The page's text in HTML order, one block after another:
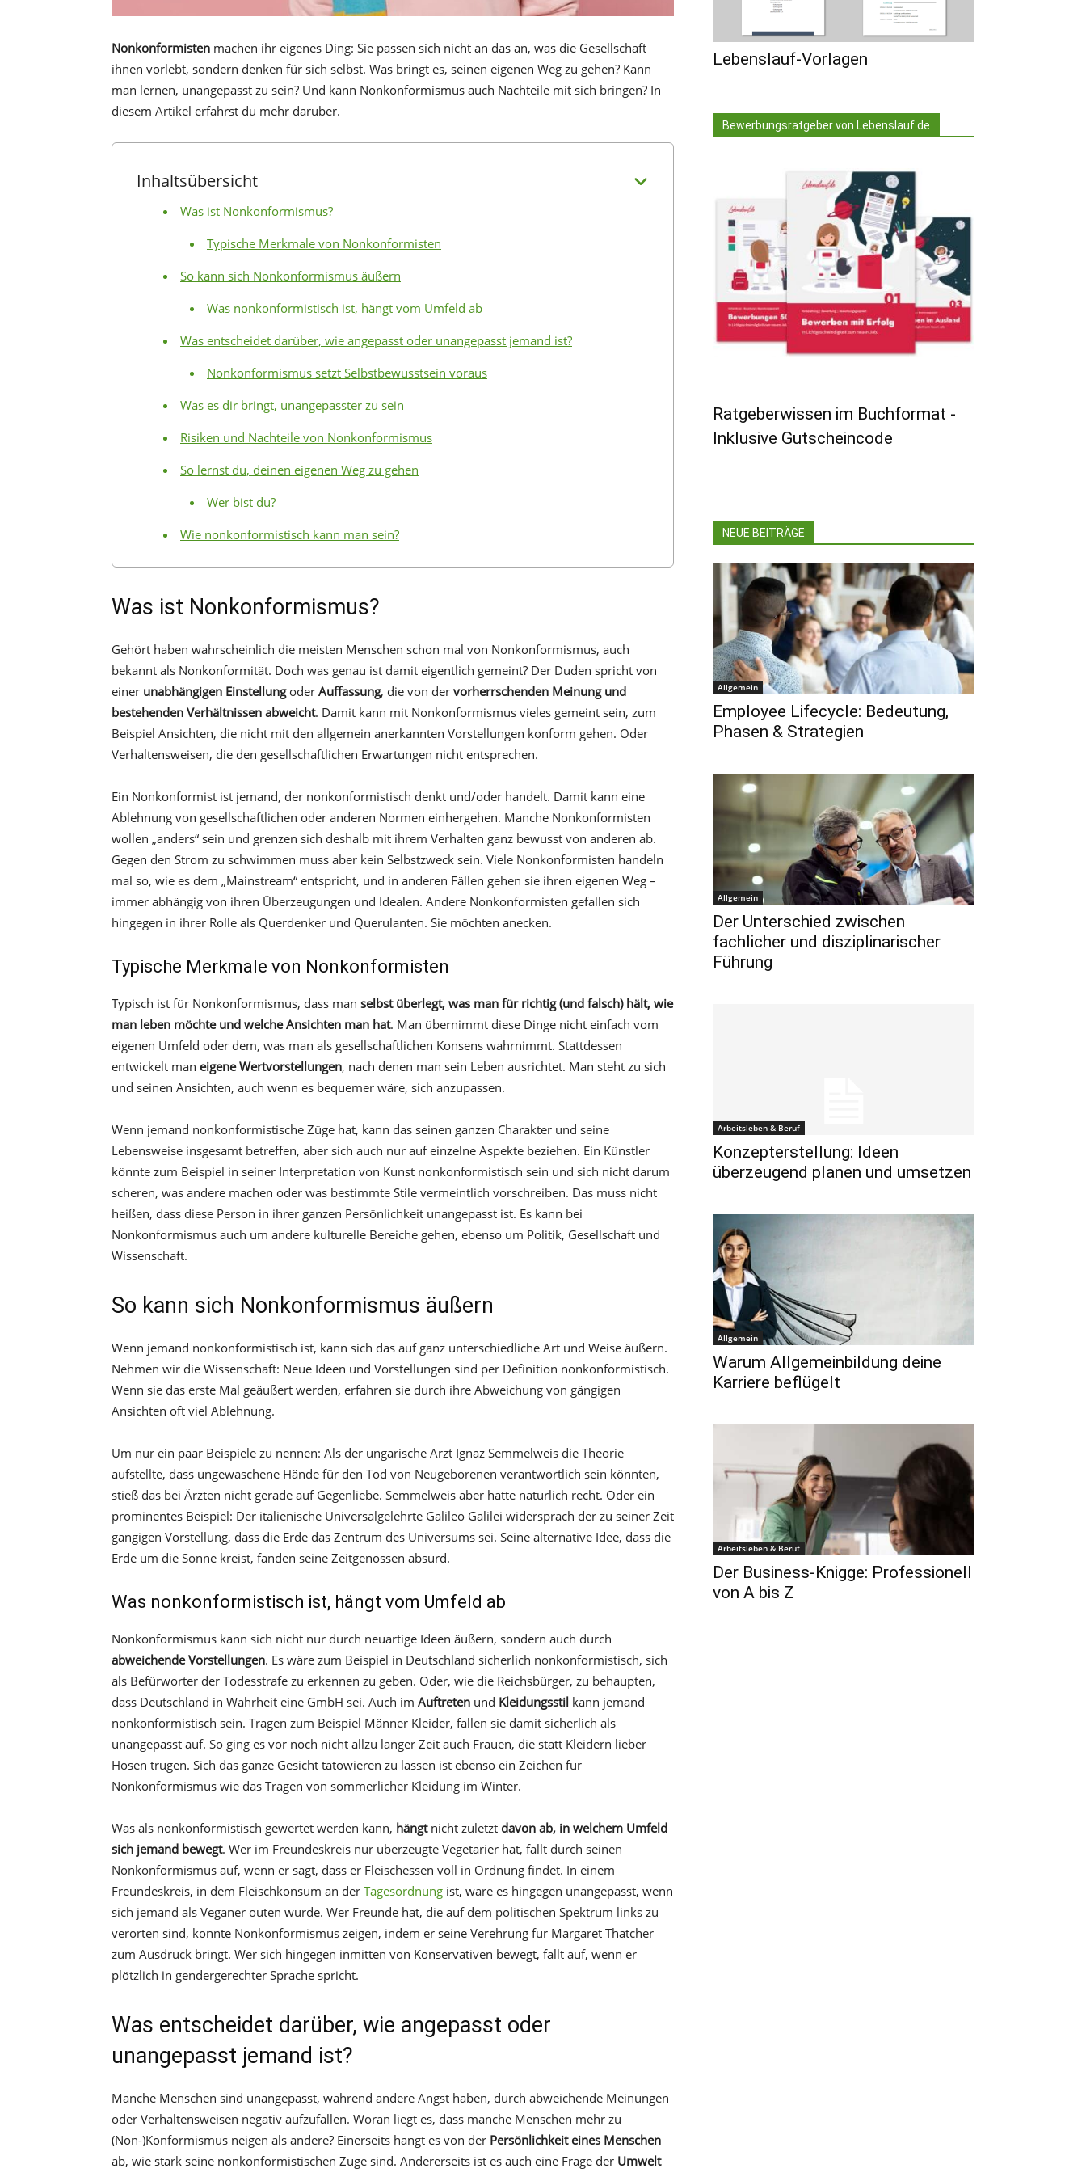
Nonkonformisten machen ihr eigenes Ding: Sie passen sich nicht an das an, was die Gesellschaft
ihnen vorlebt, sondern denken für sich selbst. Was bringt es, seinen eigenen Weg zu gehen? Kann
man lernen, unangepasst zu sein? Und kann Nonkonformismus auch Nachteile mit sich bringen? In
diesem Artikel erfährst du mehr darüber.
Inhaltsübersicht
Was ist Nonkonformismus?
Typische Merkmale von Nonkonformisten
So kann sich Nonkonformismus äußern
Was nonkonformistisch ist, hängt vom Umfeld ab
Was entscheidet darüber, wie angepasst oder unangepasst jemand ist?
Nonkonformismus setzt Selbstbewusstsein voraus
Was es dir bringt, unangepasster zu sein
Risiken und Nachteile von Nonkonformismus
So lernst du, deinen eigenen Weg zu gehen
Wer bist du?
Wie nonkonformistisch kann man sein?
Was ist Nonkonformismus?
Gehört haben wahrscheinlich die meisten Menschen schon mal von Nonkonformismus, auch
bekannt als Nonkonformität. Doch was genau ist damit eigentlich gemeint? Der Duden spricht von
einer unabhängigen Einstellungoder Auffassung, die von der vorherrschenden Meinung und
bestehenden Verhältnissen abweicht. Damit kann mit Nonkonformismus vieles gemeint sein, zum
Beispiel Ansichten, die nicht mit den allgemein anerkannten Vorstellungen konform gehen. Oder
Verhaltensweisen, die den gesellschaftlichen Erwartungen nicht entsprechen.
Ein Nonkonformist ist jemand, der nonkonformistisch denkt und/oder handelt. Damit kann eine
Ablehnung von gesellschaftlichen oder anderen Normen einhergehen. Manche Nonkonformisten
wollen „anders“ sein und grenzen sich deshalb mit ihrem Verhalten ganz bewusst von anderen ab.
Gegen den Strom zu schwimmen muss aber kein Selbstzweck sein. Viele Nonkonformisten handeln
mal so, wie es dem „Mainstream“ entspricht, und in anderen Fällen gehen sie ihren eigenen Weg –
immer abhängig von ihren Überzeugungen und Idealen. Andere Nonkonformisten gefallen sich
hingegen in ihrer Rolle als Querdenker und Querulanten. Sie möchten anecken.
Typische Merkmale von Nonkonformisten
Typisch ist für Nonkonformismus, dass man selbst überlegt, was man für richtig (und falsch) hält, wie
man leben möchte und welche Ansichten man hat. Man übernimmt diese Dinge nicht einfach vom
eigenen Umfeld oder dem, was man als gesellschaftlichen Konsens wahrnimmt. Stattdessen
entwickelt man eigene Wertvorstellungen, nach denen man sein Leben ausrichtet. Man steht zu sich
und seinen Ansichten, auch wenn es bequemer wäre, sich anzupassen.
Wenn jemand nonkonformistische Züge hat, kann das seinen ganzen Charakter und seine
Lebensweise insgesamt betreffen, aber sich auch nur auf einzelne Aspekte beziehen. Ein Künstler
könnte zum Beispiel in seiner Interpretation von Kunst nonkonformistisch sein und sich nicht darum
scheren, was andere machen oder was bestimmte Stile vermeintlich vorschreiben. Das muss nicht
heißen, dass diese Person in ihrer ganzen Persönlichkeit unangepasst ist. Es kann bei
Nonkonformismus auch um andere kulturelle Bereiche gehen, ebenso um Politik, Gesellschaft und
Wissenschaft.
So kann sich Nonkonformismus äußern
Wenn jemand nonkonformistisch ist, kann sich das auf ganz unterschiedliche Art und Weise äußern.
Nehmen wir die Wissenschaft: Neue Ideen und Vorstellungen sind per Definition nonkonformistisch.
Wenn sie das erste Mal geäußert werden, erfahren sie durch ihre Abweichung von gängigen
Ansichten oft viel Ablehnung.
Um nur ein paar Beispiele zu nennen: Als der ungarische Arzt Ignaz Semmelweis die Theorie
aufstellte, dass ungewaschene Hände für den Tod von Neugeborenen verantwortlich sein könnten,
stieß das bei Ärzten nicht gerade auf Gegenliebe. Semmelweis aber hatte natürlich recht. Oder ein
prominentes Beispiel: Der italienische Universalgelehrte Galileo Galilei widersprach der zu seiner Zeit
gängigen Vorstellung, dass die Erde das Zentrum des Universums sei. Seine alternative Idee, dass die
Erde um die Sonne kreist, fanden seine Zeitgenossen absurd.
Was nonkonformistisch ist, hängt vom Umfeld ab
Nonkonformismus kann sich nicht nur durch neuartige Ideen äußern, sondern auch durch
abweichende Vorstellungen. Es wäre zum Beispiel in Deutschland sicherlich nonkonformistisch, sich
als Befürworter der Todesstrafe zu erkennen zu geben. Oder, wie die Reichsbürger, zu behaupten,
dass Deutschland in Wahrheit eine GmbH sei. Auch im Auftreten und Kleidungsstil kann jemand
nonkonformistisch sein. Tragen zum Beispiel Männer Kleider, fallen sie damit sicherlich als
unangepasst auf. So ging es vor noch nicht allzu langer Zeit auch Frauen, die statt Kleidern lieber
Hosen trugen. Sich das ganze Gesicht tätowieren zu lassen ist ebenso ein Zeichen für
Nonkonformismus wie das Tragen von sommerlicher Kleidung im Winter.
Was als nonkonformistisch gewertet werden kann, hängtnicht zuletzt davon ab, in welchem Umfeld
sich jemand bewegt. Wer im Freundeskreis nur überzeugte Vegetarier hat, fällt durch seinen
Nonkonformismus auf, wenn er sagt, dass er Fleischessen voll in Ordnung findet. In einem
Freundeskreis, in dem Fleischkonsum an der Tagesordnung ist, wäre es hingegen unangepasst, wenn
sich jemand als Veganer outen würde. Wer Freunde hat, die auf dem politischen Spektrum links zu
verorten sind, könnte Nonkonformismus zeigen, indem er seine Verehrung für Margaret Thatcher
zum Ausdruck bringt. Wer sich hingegen inmitten von Konservativen bewegt, fällt auf, wenn er
plötzlich in gendergerechter Sprache spricht.
Was entscheidet darüber, wie angepasst oder
unangepasst jemand ist?
Manche Menschen sind unangepasst, während andere Angst haben, durch abweichende Meinungen
oder Verhaltensweisen negativ aufzufallen. Woran liegt es, dass manche Menschen mehr zu
(Non-)Konformismus neigen als andere? Einerseits hängt es von der Persönlichkeit eines Menschen
ab, wie stark seine nonkonformistischen Züge sind. Andererseits ist es auch eine Frage der Umwelt
Lebenslauf-Vorlagen
Bewerbungsratgeber von Lebenslauf.de
Ratgeberwissen im Buchformat -
Inklusive Gutscheincode
NEUE BEITRÄGE
Allgemein
Employee Lifecycle: Bedeutung,
Phasen & Strategien
Allgemein
Der Unterschied zwischen
fachlicher und disziplinarischer
Führung
Arbeitsleben & Beruf
Konzepterstellung: Ideen
überzeugend planen und umsetzen
Allgemein
Warum Allgemeinbildung deine
Karriere beflügelt
Arbeitsleben & Beruf
Der Business-Knigge: Professionell
von A bis Z